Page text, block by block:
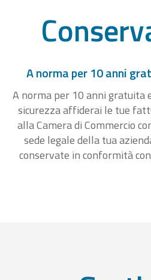
A norma per 10 anni
A norma per 10 anni gratuita
sicurezza affiderai le tue
alla Camera di Commercio
sede legale della tua
conservate in conformità